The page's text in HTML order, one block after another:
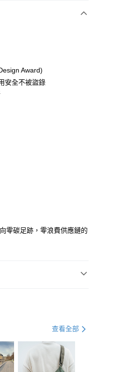
豐國際商業銀行
中商業銀行
東國際商業銀行
北富邦商業銀行
豐國際商業銀行
中商業銀行
可立即使用無須另外申請。
後會自動跳轉到大哥付的交易
、繳款截止日，確認付款後即
續交易確認頁面所載為準。
遇審核未通過，訂單將自動取
大哥付你分期系統評分，恕
」於每月結算日後寄送繳費提
。
務，並由商店將買賣／分期付
公司帳單繳交帳款。
關係目的，商店將以您的個人
哥大進項蒐集、處理及利
之確認、核對及更正。
費
Award)
安全不被盜錄
零碳足跡，零浪費供應鏈的
查看全部